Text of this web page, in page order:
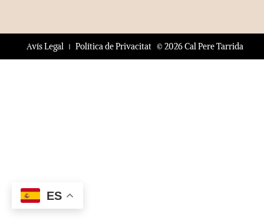
© 2026 Cal Pere Tarrida
Avís Legal Política de Privacitat
ES